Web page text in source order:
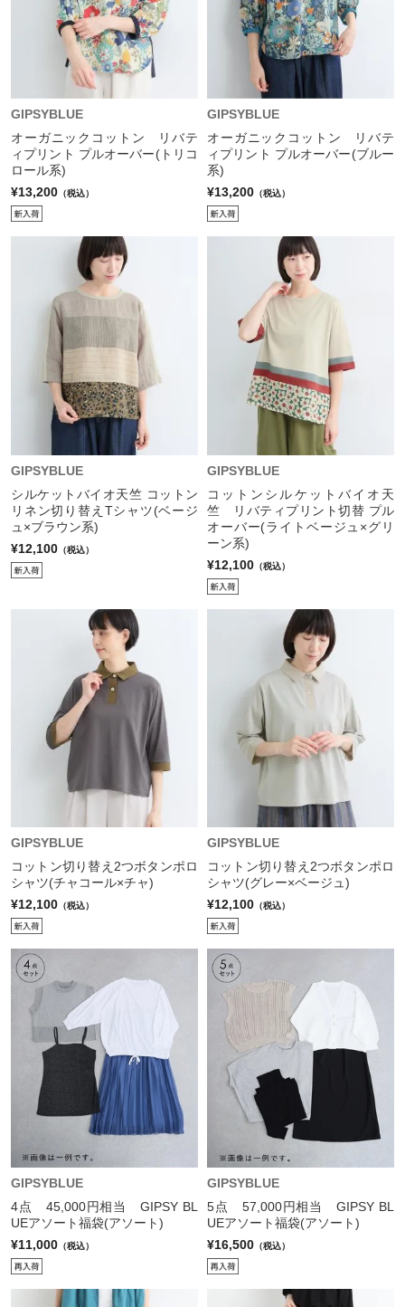
GIPSYBLUE
オーガニックコットン リバテ
ィプリント プルオーバー(トリコ
ロール系)
¥13,200 （税込）
GIPSYBLUE
オーガニックコットン リバテ
ィプリント プルオーバー(ブルー
系)
¥13,200 （税込）
GIPSYBLUE
シルケットバイオ天竺 コットン
リネン切り替えTシャツ(ベージ
ュ×ブラウン系)
¥12,100 （税込）
GIPSYBLUE
コットンシルケットバイオ天
竺 リバティプリント切替 プル
オーバー(ライトベージュ×グリ
ーン系)
¥12,100 （税込）
GIPSYBLUE
コットン切り替え2つボタンポロ
シャツ(チャコール×チャ)
¥12,100 （税込）
GIPSYBLUE
コットン切り替え2つボタンポロ
シャツ(グレー×ベージュ)
¥12,100 （税込）
GIPSYBLUE
4点 45,000円相当 GIPSY BL
UEアソート福袋(アソート)
¥11,000 （税込）
GIPSYBLUE
5点 57,000円相当 GIPSY BL
UEアソート福袋(アソート)
¥16,500 （税込）